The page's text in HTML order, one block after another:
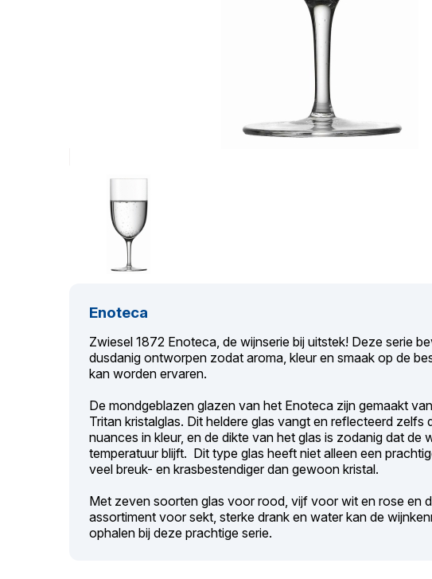
Enoteca
Zwiesel 1872 Enoteca, de wijnserie bij uitstek! Deze serie
dusdanig ontworpen zodat aroma, kleur en smaak op de
kan worden ervaren.
De mondgeblazen glazen van het Enoteca zijn gemaakt
Tritan kristalglas. Dit heldere glas vangt en reflecteerd zelfs
nuances in kleur, en de dikte van het glas is zodanig dat de
temperatuur blijft. Dit type glas heeft niet alleen een
veel breuk- en krasbestendiger dan gewoon kristal.
Met zeven soorten glas voor rood, vijf voor wit en rose en
assortiment voor sekt, sterke drank en water kan de
ophalen bij deze prachtige serie.